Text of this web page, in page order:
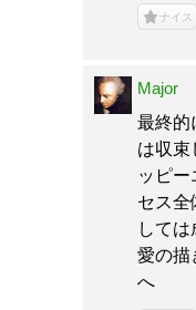
ナイス
Major
最終的
は収束
ッピー
セス全
して
愛の描
へ